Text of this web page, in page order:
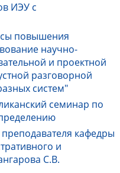
ИЭУ с
повышения
научно-
и проектной
разговорной
систем"
семинар по
кафедры
и
С.В.